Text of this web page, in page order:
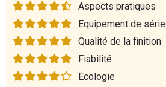
Aspects pratiques
Equipement de série
Qualité de la finition
Fiabilité
Ecologie